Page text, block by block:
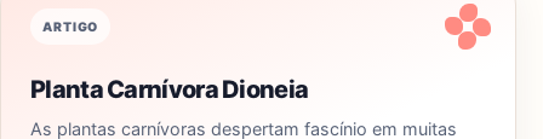
ARTIGO
Planta Carnívora Dioneia
As plantas carnívoras despertam fascínio em muitas